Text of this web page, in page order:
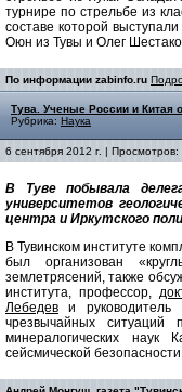
турнире по стрельбе из
составе которой
Оюн из Тувы и Олег
По информации zabinfo.ru
Тува. Ученые России и Китая
Рубрика: Наука
6 сентября 2012 г. |
В Туве побывала
университетов
центра и Иркутского
В Тувинском институте
был организован
землетрясений, также
института, профессор,
Лебедев и руководитель
чрезвычайных
минералогических наук
сейсмической